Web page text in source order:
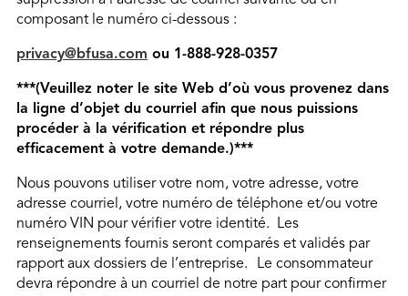
composant le numéro ci-dessous :
privacy@bfusa.com ou 1-888-928-0357
***(Veuillez noter le site Web d’où vous provenez dans
la ligne d’objet du courriel afin que nous puissions
procéder à la vérification et répondre plus
efficacement à votre demande.)***
Nous pouvons utiliser votre nom, votre adresse, votre
adresse courriel, votre numéro de téléphone et/ou votre
numéro VIN pour vérifier votre identité. Les
renseignements fournis seront comparés et validés par
rapport aux dossiers de l’entreprise.
Le consommateur
devra répondre à un courriel de notre part pour confirmer